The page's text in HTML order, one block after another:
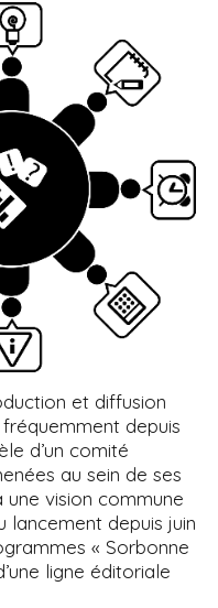
et diffusion
depuis
d’un comité
au sein de ses
une vision commune
lancement depuis juin
« Sorbonne
ligne éditoriale